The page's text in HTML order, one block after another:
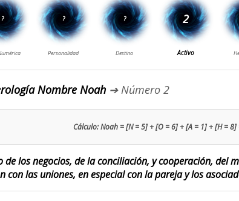
Nombre Noah ➔ Número 2
Cálculo: Noah = [N = 5] + [O = 6] + [A = 1] + [H =
de los negocios, de la conciliación, y cooperación, del
con las uniones, en especial con la pareja y los